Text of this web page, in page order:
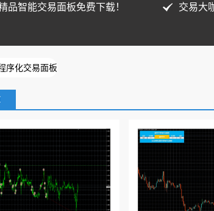
品智能交易面板免费下载！ 交易大
序化交易面板